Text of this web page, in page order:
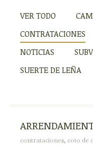
VER TODO
CONTRATACIONES
NOTICIAS
SUERTE DE LEÑA
contrataciones, coto de